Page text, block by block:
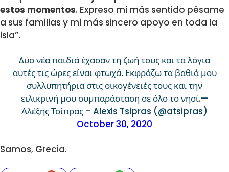
estos momentos. Expreso mi más sentido pésame
a sus familias y mi más sincero apoyo en toda la
isla”.
Δύο νέα παιδιά έχασαν τη ζωή τους και τα λόγια
αυτές τις ώρες είναι φτωχά. Εκφράζω τα βαθιά μου
συλλυπητήρια στις οικογένειές τους και την
ειλικρινή μου συμπαράσταση σε όλο το νησί.—
Αλέξης Τσίπρας – Alexis Tsipras (@atsipras)
October 30, 2020
Samos, Grecia.